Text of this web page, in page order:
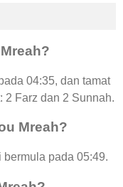
04:35, dan tamat
2 Farz dan 2 Sunnah.
Mreah?
pada 05:49.